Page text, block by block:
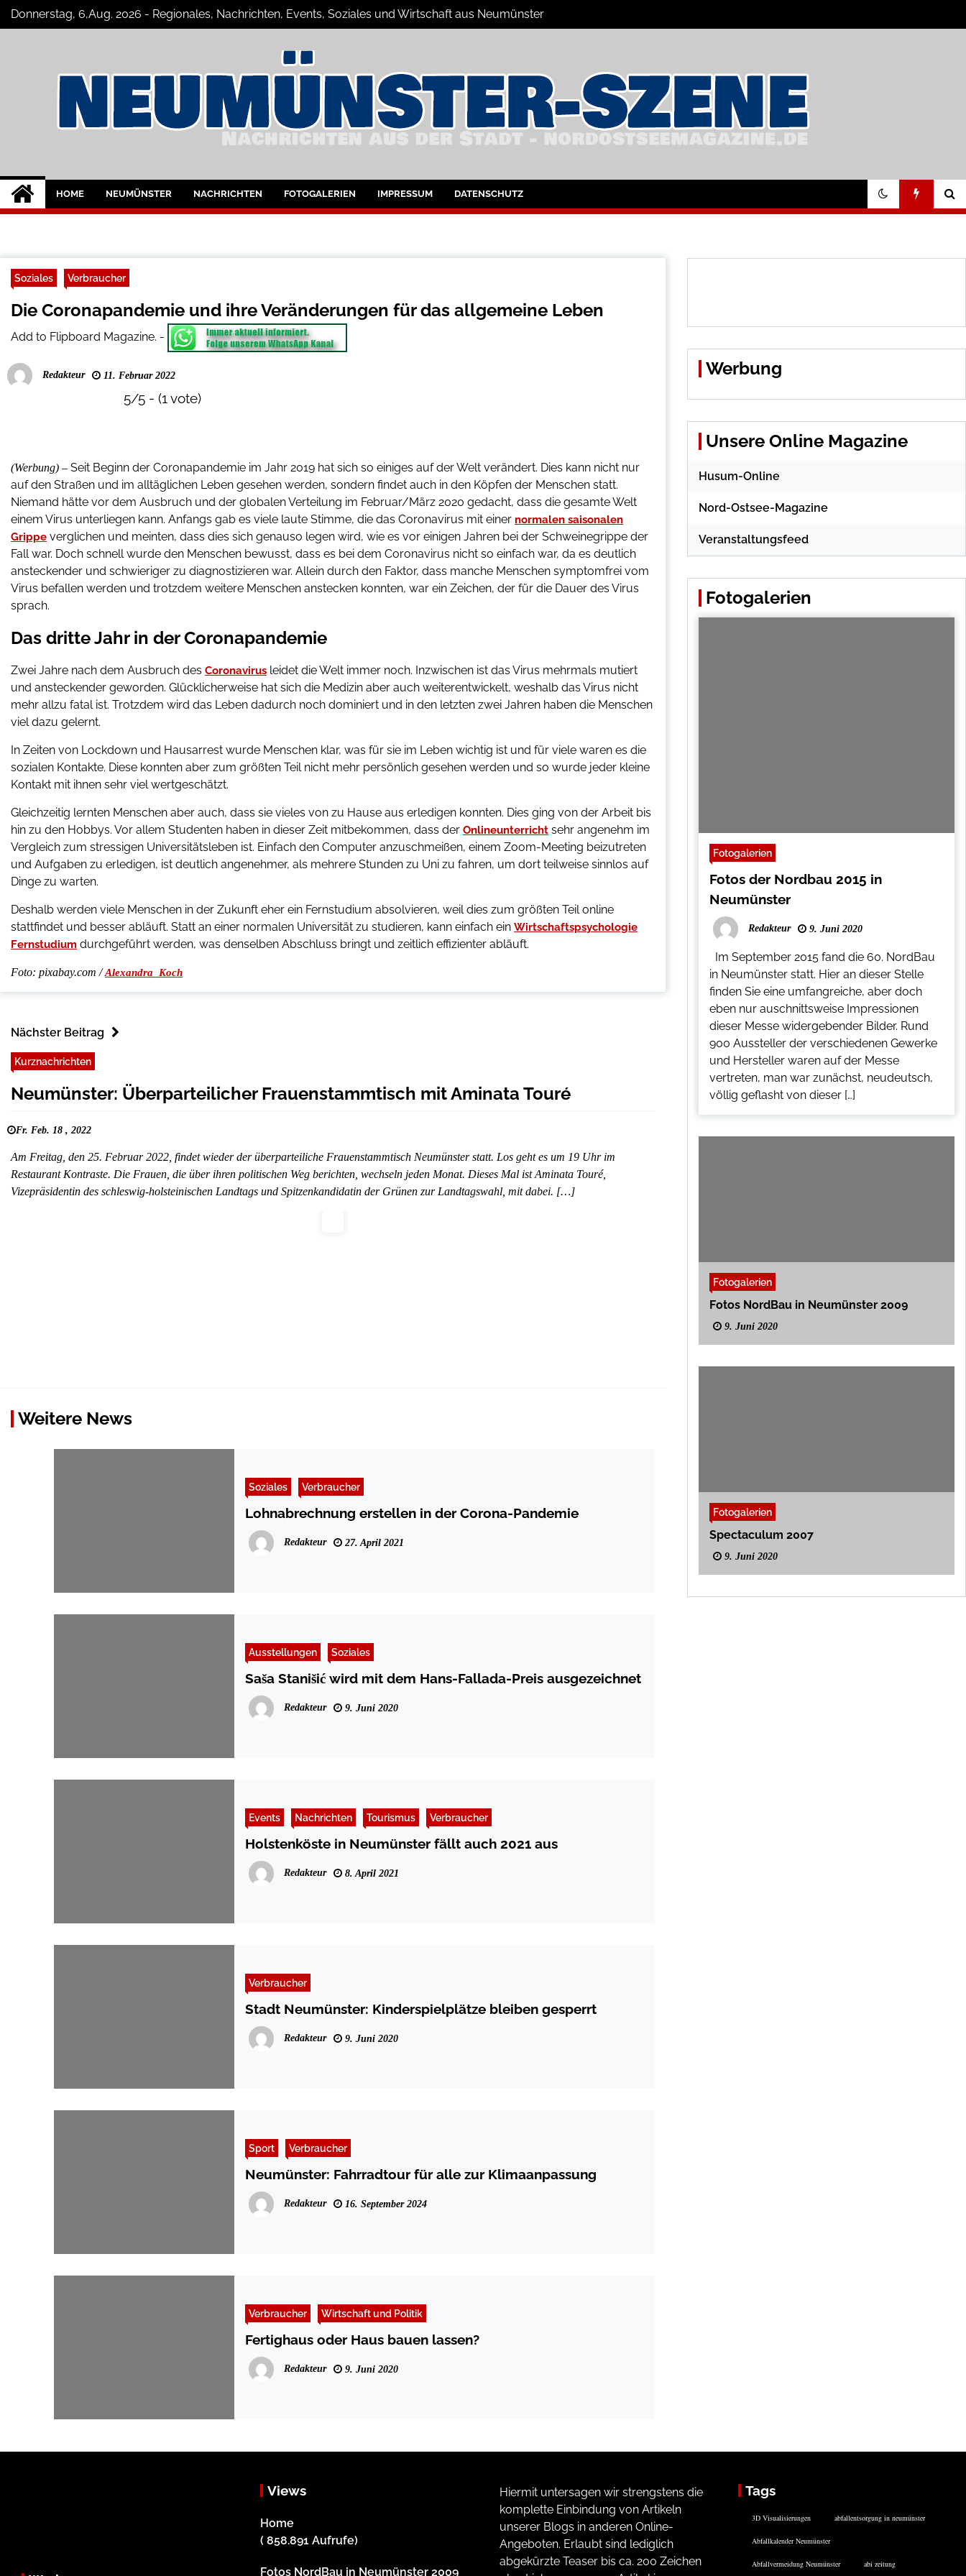
SkipDonnerstag, 6,Aug. 2026 - Regionales, Nachrichten, Events, Soziales und Wirtschaft aus Neumünster
Neumünster Szene
Neuigkeiten und Nachrichten aus Neumünster und Umgebung
HOME NEUMÜNSTER NACHRICHTEN FOTOGALERIEN IMPRESSUM DATENSCHUTZ
Soziales Verbraucher
Die Coronapandemie und ihre Veränderungen für das allgemeine Leben
Add to Flipboard Magazine. -
Redakteur 11. Februar 2022
5/5 - (1 vote)
(Werbung) – Seit Beginn der Coronapandemie im Jahr 2019 hat sich so einiges auf der Welt verändert. Dies kann nicht nur
auf den Straßen und im alltäglichen Leben gesehen werden, sondern findet auch in den Köpfen der Menschen statt.
Niemand hätte vor dem Ausbruch und der globalen Verteilung im Februar/März 2020 gedacht, dass die gesamte Welt
einem Virus unterliegen kann. Anfangs gab es viele laute Stimme, die das Coronavirus mit einer normalen saisonalen
Grippe verglichen und meinten, dass dies sich genauso legen wird, wie es vor einigen Jahren bei der Schweinegrippe der
Fall war. Doch schnell wurde den Menschen bewusst, dass es bei dem Coronavirus nicht so einfach war, da es deutlich
ansteckender und schwieriger zu diagnostizieren war. Allein durch den Faktor, dass manche Menschen symptomfrei vom
Virus befallen werden und trotzdem weitere Menschen anstecken konnten, war ein Zeichen, der für die Dauer des Virus
sprach.
Das dritte Jahr in der Coronapandemie
Zwei Jahre nach dem Ausbruch des Coronavirus leidet die Welt immer noch. Inzwischen ist das Virus mehrmals mutiert
und ansteckender geworden. Glücklicherweise hat sich die Medizin aber auch weiterentwickelt, weshalb das Virus nicht
mehr allzu fatal ist. Trotzdem wird das Leben dadurch noch dominiert und in den letzten zwei Jahren haben die Menschen
viel dazu gelernt.
In Zeiten von Lockdown und Hausarrest wurde Menschen klar, was für sie im Leben wichtig ist und für viele waren es die
sozialen Kontakte. Diese konnten aber zum größten Teil nicht mehr persönlich gesehen werden und so wurde jeder kleine
Kontakt mit ihnen sehr viel wertgeschätzt.
Gleichzeitig lernten Menschen aber auch, dass sie vieles von zu Hause aus erledigen konnten. Dies ging von der Arbeit bis
hin zu den Hobbys. Vor allem Studenten haben in dieser Zeit mitbekommen, dass der Onlineunterricht sehr angenehm im
Vergleich zum stressigen Universitätsleben ist. Einfach den Computer anzuschmeißen, einem Zoom-Meeting beizutreten
und Aufgaben zu erledigen, ist deutlich angenehmer, als mehrere Stunden zu Uni zu fahren, um dort teilweise sinnlos auf
Dinge zu warten.
Deshalb werden viele Menschen in der Zukunft eher ein Fernstudium absolvieren, weil dies zum größten Teil online
stattfindet und besser abläuft. Statt an einer normalen Universität zu studieren, kann einfach ein Wirtschaftspsychologie
Fernstudium durchgeführt werden, was denselben Abschluss bringt und zeitlich effizienter abläuft.
Foto: pixabay.com /Alexandra_Koch
Nächster Beitrag
Kurznachrichten
Neumünster: Überparteilicher Frauenstammtisch mit Aminata Touré
Fr. Feb. 18 , 2022
Am Freitag, den 25. Februar 2022, findet wieder der überparteiliche Frauenstammtisch Neumünster statt. Los geht es um 19 Uhr im
Restaurant Kontraste. Die Frauen, die über ihren politischen Weg berichten, wechseln jeden Monat. Dieses Mal ist Aminata Touré,
Vizepräsidentin des schleswig-holsteinischen Landtags und Spitzenkandidatin der Grünen zur Landtagswahl, mit dabei. […]
Weitere News
Soziales Verbraucher
Lohnabrechnung erstellen in der Corona-Pandemie
Redakteur 27. April 2021
Ausstellungen Soziales
Sas̆a Stanis̆ić wird mit dem Hans-Fallada-Preis ausgezeichnet
Redakteur 9. Juni 2020
Events Nachrichten Tourismus Verbraucher
Holstenköste in Neumünster fällt auch 2021 aus
Redakteur 8. April 2021
Verbraucher
Stadt Neumünster: Kinderspielplätze bleiben gesperrt
Redakteur 9. Juni 2020
Sport Verbraucher
Neumünster: Fahrradtour für alle zur Klimaanpassung
Redakteur 16. September 2024
Verbraucher Wirtschaft und Politik
Fertighaus oder Haus bauen lassen?
Redakteur 9. Juni 2020
Werbung
Unsere Online Magazine
Husum-Online
Nord-Ostsee-Magazine
Veranstaltungsfeed
Fotogalerien
Fotogalerien
Fotos der Nordbau 2015 in
Neumünster
Redakteur 9. Juni 2020
Im September 2015 fand die 60. NordBau
in Neumünster statt. Hier an dieser Stelle
finden Sie eine umfangreiche, aber doch
eben nur auschnittsweise Impressionen
dieser Messe widergebender Bilder. Rund
900 Aussteller der verschiedenen Gewerke
und Hersteller waren auf der Messe
vertreten, man war zunächst, neudeutsch,
völlig geflasht von dieser […]
Fotogalerien
Fotos NordBau in Neumünster 2009
9. Juni 2020
Fotogalerien
Spectaculum 2007
9. Juni 2020
Views
Home
( 858.891 Aufrufe)
Fotos NordBau in Neumünster 2009
Hiermit untersagen wir strengstens die
komplette Einbindung von Artikeln
unserer Blogs in anderen Online-
Angeboten. Erlaubt sind lediglich
abgekürzte Teaser bis ca. 200 Zeichen
Tags
3D Visualisierungen abfallentsorgung in neumünster
Abfallkalender Neumünster
Abfallvermeidung Neumünster abi zeitung